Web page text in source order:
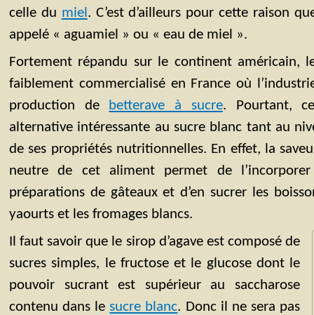
celle du miel. C’est d’ailleurs pour cette raison
appelé « aguamiel » ou « eau de miel ».
Fortement répandu sur le continent américain,
faiblement commercialisé en France où
production de
betterave à sucre. Pourtant,
alternative intéressante au sucre blanc tant au
de ses propriétés nutritionnelles. En effet, la
neutre de cet aliment permet de
préparations de gâteaux et d’en sucrer les
yaourts et les fromages blancs.
Il faut savoir que le sirop d’agave est composé de
sucres simples, le fructose et le glucose dont le
pouvoir sucrant est supérieur au saccharose
contenu dans le sucre blanc. Donc il ne sera pas